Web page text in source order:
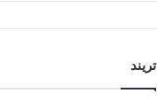
تريند